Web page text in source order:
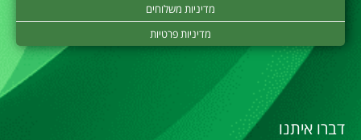
מדיניות משלוחים
מדיניות פרטיות
דברו איתנו